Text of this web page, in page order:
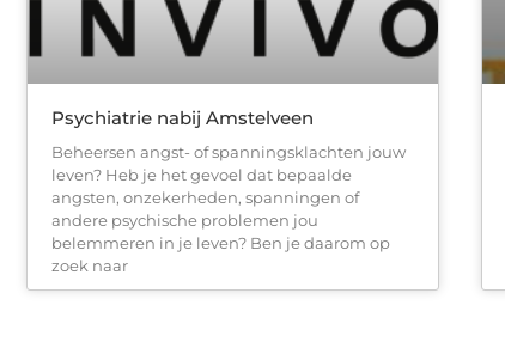
Psychiatrie nabij Amstelveen
Beheersen angst- of spanningsklachten jouw
leven? Heb je het gevoel dat bepaalde
angsten, onzekerheden, spanningen of
andere psychische problemen jou
belemmeren in je leven? Ben je daarom op
zoek naar